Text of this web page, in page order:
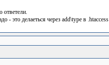
ответели.
- это делаеться через add\type в .htaccess